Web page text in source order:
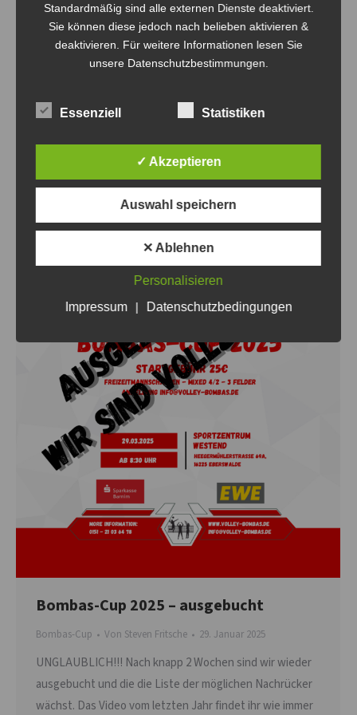
Mecklenburg-Vorpommern zum Bombas-Cup begrüßen.
Die 15 angereisten Teams ließen sich trotz schönen
Sonnenscheins nicht aus der Halle locken. Gegen
In drei Runden mit insgesamt 7 Spielen je Team wurden
Bombas-Cup 2025 – ausgebucht
Bombas-Cup Von Steven Fritsche 29. Januar 2025
UNGLAUBLICH!!! Nach knapp 2 Wochen sind wir wieder
ausgebucht und die die Liste der möglichen Nachrücker
wächst. Das Video vom letzten Jahr findet ihr wie immer
Standardmäßig sind alle externen Dienste deaktiviert.
Sie können diese jedoch nach belieben aktivieren &
deaktivieren. Für weitere Informationen lesen Sie
unsere Datenschutzbestimmungen.
Essenziell Statistiken
✓ Akzeptieren
Auswahl speichern
✕ Ablehnen
Personalisieren
Impressum
| Datenschutzbedingungen